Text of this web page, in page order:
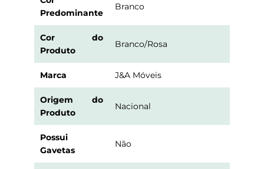
Predominante
Branco
Cor do
Produto
Branco/Rosa
Marca J&A Móveis
Origem do
Produto
Nacional
Possui
Gavetas
Não